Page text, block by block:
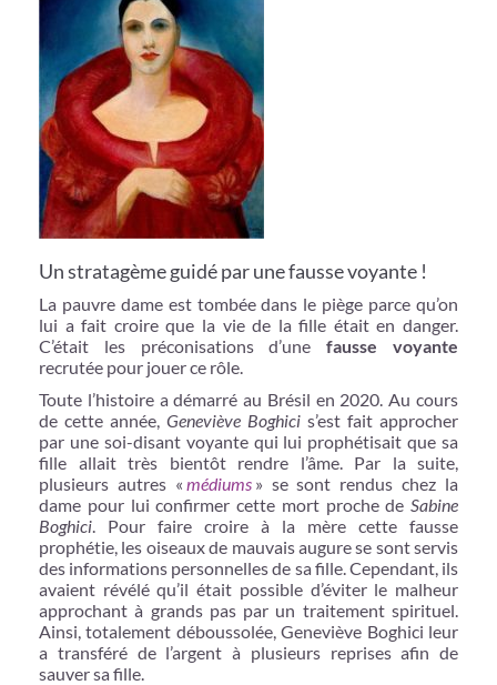
Un stratagème guidé par une fausse voyante !
La pauvre dame est tombée dans le piège parce qu’on
lui a fait croire que la vie de la fille était en danger.
C’était les préconisations d’une fausse voyante
recrutée pour jouer ce rôle.
Toute l’histoire a démarré au Brésil en 2020. Au cours
de cette année, Geneviève Boghici s’est fait approcher
par une soi-disant voyante qui lui prophétisait que sa
fille allait très bientôt rendre l’âme. Par la suite,
plusieurs autres « médiums» se sont rendus chez la
dame pour lui confirmer cette mort proche de Sabine
Boghici. Pour faire croire à la mère cette fausse
prophétie, les oiseaux de mauvais augure se sont servis
des informations personnelles de sa fille. Cependant, ils
avaient révélé qu’il était possible d’éviter le malheur
approchant à grands pas par un traitement spirituel.
Ainsi, totalement déboussolée, Geneviève Boghici leur
a transféré de l’argent à plusieurs reprises afin de
sauver sa fille.